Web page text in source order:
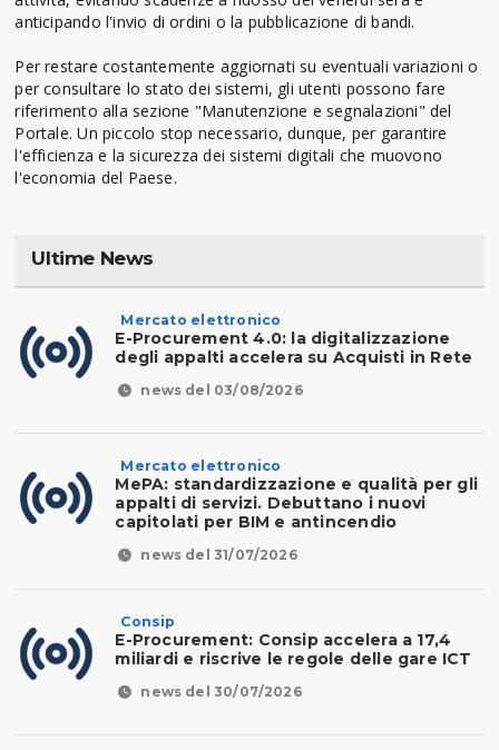
anticipando l'invio di ordini o la pubblicazione di bandi.
Per restare costantemente aggiornati su eventuali variazioni o
per consultare lo stato dei sistemi, gli utenti possono fare
riferimento alla sezione "Manutenzione e segnalazioni" del
Portale. Un piccolo stop necessario, dunque, per garantire
l'efficienza e la sicurezza dei sistemi digitali che muovono
l'economia del Paese.
Ultime News
Mercato elettronico
E-Procurement 4.0: la digitalizzazione
degli appalti accelera su Acquisti in Rete
news del 03/08/2026
Mercato elettronico
MePA: standardizzazione e qualità per gli
appalti di servizi. Debuttano i nuovi
capitolati per BIM e antincendio
news del 31/07/2026
Consip
E-Procurement: Consip accelera a 17,4
miliardi e riscrive le regole delle gare ICT
news del 30/07/2026